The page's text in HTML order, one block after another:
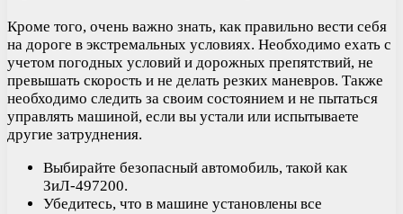
Кроме того, очень важно знать, как правильно вести себя
на дороге в экстремальных условиях. Необходимо ехать с
учетом погодных условий и дорожных препятствий, не
превышать скорость и не делать резких маневров. Также
необходимо следить за своим состоянием и не пытаться
управлять машиной, если вы устали или испытываете
другие затруднения.
Выбирайте безопасный автомобиль, такой как
ЗиЛ-497200.
Убедитесь, что в машине установлены все